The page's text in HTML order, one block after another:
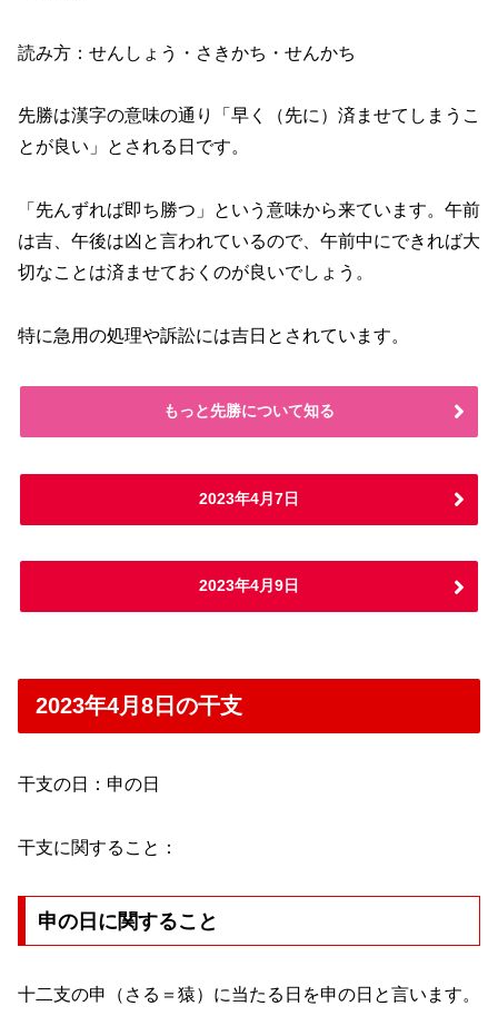
読み方：せんしょう・さきかち・せんかち
先勝は漢字の意味の通り「早く（先に）済ませてしまうこ
とが良い」とされる日です。
「先んずれば即ち勝つ」という意味から来ています。午前
は吉、午後は凶と言われているので、午前中にできれば大
切なことは済ませておくのが良いでしょう。
特に急用の処理や訴訟には吉日とされています。
もっと先勝について知る
2023年4月7日
2023年4月9日
2023年4月8日の干支
干支の日：申の日
干支に関すること：
申の日に関すること
十二支の申（さる＝猿）に当たる日を申の日と言います。